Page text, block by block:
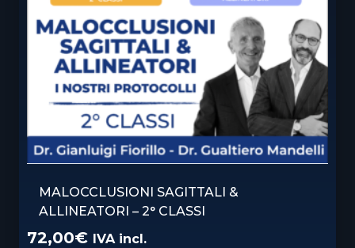
MALOCCLUSIONI SAGITTALI &
ALLINEATORI – 2° CLASSI
72,00€ IVA incl.